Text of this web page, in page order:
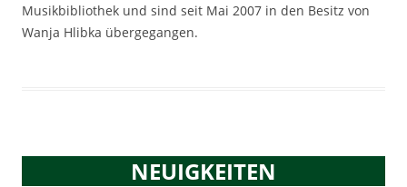
Musikbibliothek und sind seit Mai 2007 in den Besitz von
Wanja Hlibka übergegangen.
NEUIGKEITEN